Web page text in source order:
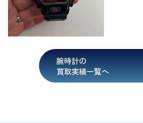
腕時計の
買取実績一覧へ